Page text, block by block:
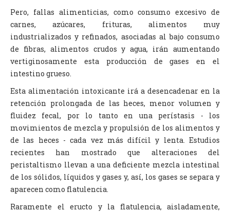
Pero, fallas alimenticias, como consumo excesivo de
carnes, azúcares, frituras, alimentos muy
industrializados y refinados, asociadas al bajo consumo
de fibras, alimentos crudos y agua, irán aumentando
vertiginosamente esta producción de gases en el
intestino grueso.
Esta alimentación intoxicante irá a desencadenar en la
retención prolongada de las heces, menor volumen y
fluidez fecal, por lo tanto en una perístasis - los
movimientos de mezcla y propulsión de los alimentos y
de las heces - cada vez más difícil y lenta. Estudios
recientes han mostrado que alteraciones del
peristaltismo llevan a una deficiente mezcla intestinal
de los sólidos, líquidos y gases y, así, los gases se separa y
aparecen como flatulencia.
Raramente el eructo y la flatulencia, aisladamente,